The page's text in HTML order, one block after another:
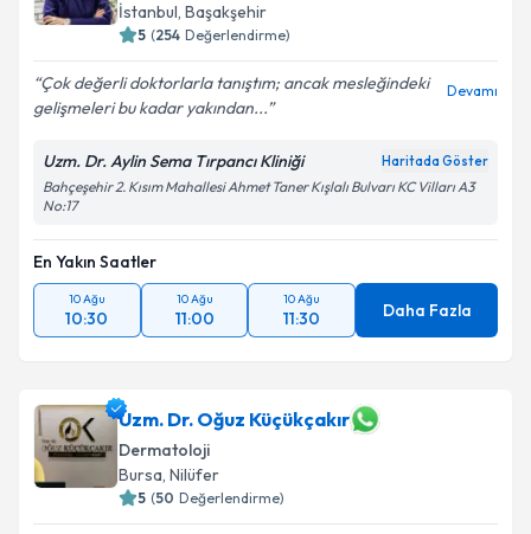
İstanbul, Başakşehir
5 (254 Değerlendirme)
Çok değerli doktorlarla tanıştım; ancak mesleğindeki
gelişmeleri bu kadar yakından...
Devamı
Uzm. Dr. Aylin Sema Tırpancı Kliniği Haritada Göster
Bahçeşehir 2. Kısım Mahallesi Ahmet Taner Kışlalı Bulvarı KC Vilları A3
No:17
En Yakın Saatler
10 Ağu
10:30
10 Ağu
11:00
10 Ağu
11:30 Daha Fazla
Uzm. Dr. Oğuz Küçükçakır
Dermatoloji
Bursa, Nilüfer
5 (50 Değerlendirme)